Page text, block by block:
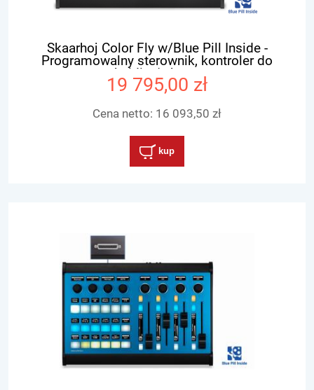
Skaarhoj Color Fly w/Blue Pill Inside -
Programowalny sterownik, kontroler do
shaiding'u kamer
19 795,00 zł
Cena netto: 16 093,50 zł
kup